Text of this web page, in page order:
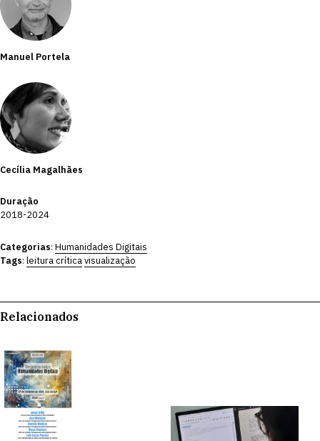
Manuel Portela
Cecília Magalhães
Duração
2018-2024
Categorias: Humanidades Digitais
Tags: leitura críticavisualização
Relacionados